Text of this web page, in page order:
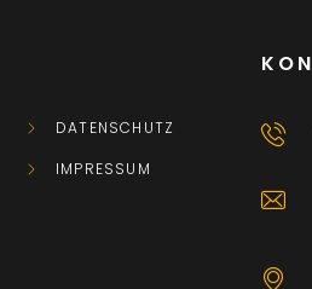
DATENSCHUTZ
IMPRESSUM